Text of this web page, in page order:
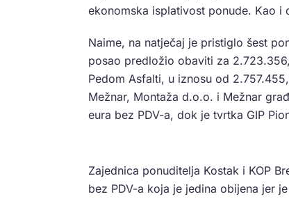
ekonomska isplativost ponude. Kao i
Naime, na natječaj je pristiglo šest
posao predložio obaviti za
Pedom Asfalti, u iznosu od
Mežnar, Montaža d.o.o. i Mežnar
eura bez PDV-a, dok je tvrtka GIP
Zajednica ponuditelja Kostak i KOP
bez PDV-a koja je jedina obijena jer